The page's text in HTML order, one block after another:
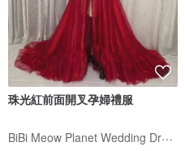
珠光紅前面開叉孕婦禮服
BiBi Meow Planet Wedding Dress